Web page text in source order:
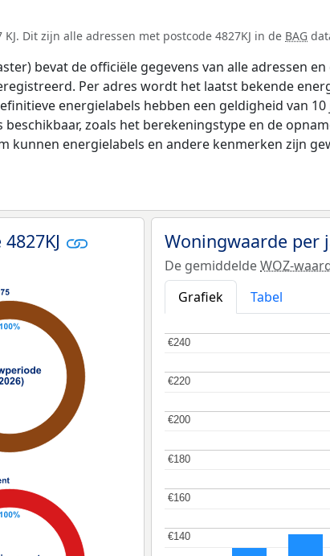
Dit zijn alle adressen met postcode 4827KJ in de BAG
bevat de officiële gegevens van alle adressen
Per adres wordt het laatst bekende
energielabels hebben een geldigheid van
beschikbaar, zoals het berekeningstype en de
kunnen energielabels en andere kenmerken zijn
Woningwaarde per
De gemiddeldeWOZ-
Grafiek
Tabel
€140
€140
€160
€160
€180
€180
€200
€200
€220
€220
€240
€240